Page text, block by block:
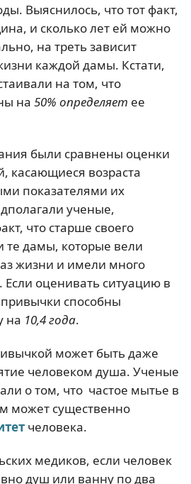
Выяснилось, что тот факт,
и сколько лет ей можно
на треть зависит
каждой дамы. Кстати,
на том, что
на 50% определяет ее
были сравнены оценки
касающиеся возраста
показателями их
ученые,
что старше своего
те дамы, которые вели
жизни и имели много
оценивать ситуацию в
способны
на 10,4 года.
может быть даже
человеком душа. Ученые
о том, что частое мытье в
может существенно
человека.
медиков, если человек
душ или ванну по два